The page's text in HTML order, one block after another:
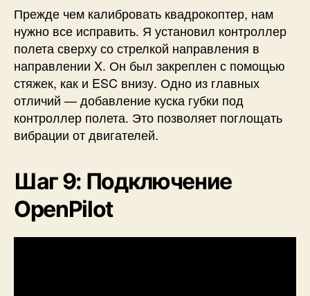
Прежде чем калибровать квадрокоптер, нам
нужно все исправить. Я установил контроллер
полета сверху со стрелкой направления в
направлении X. Он был закреплен с помощью
стяжек, как и ESC внизу. Одно из главных
отличий — добавление куска губки под
контроллер полета. Это позволяет поглощать
вибрации от двигателей.
Шаг 9: Подключение
OpenPilot